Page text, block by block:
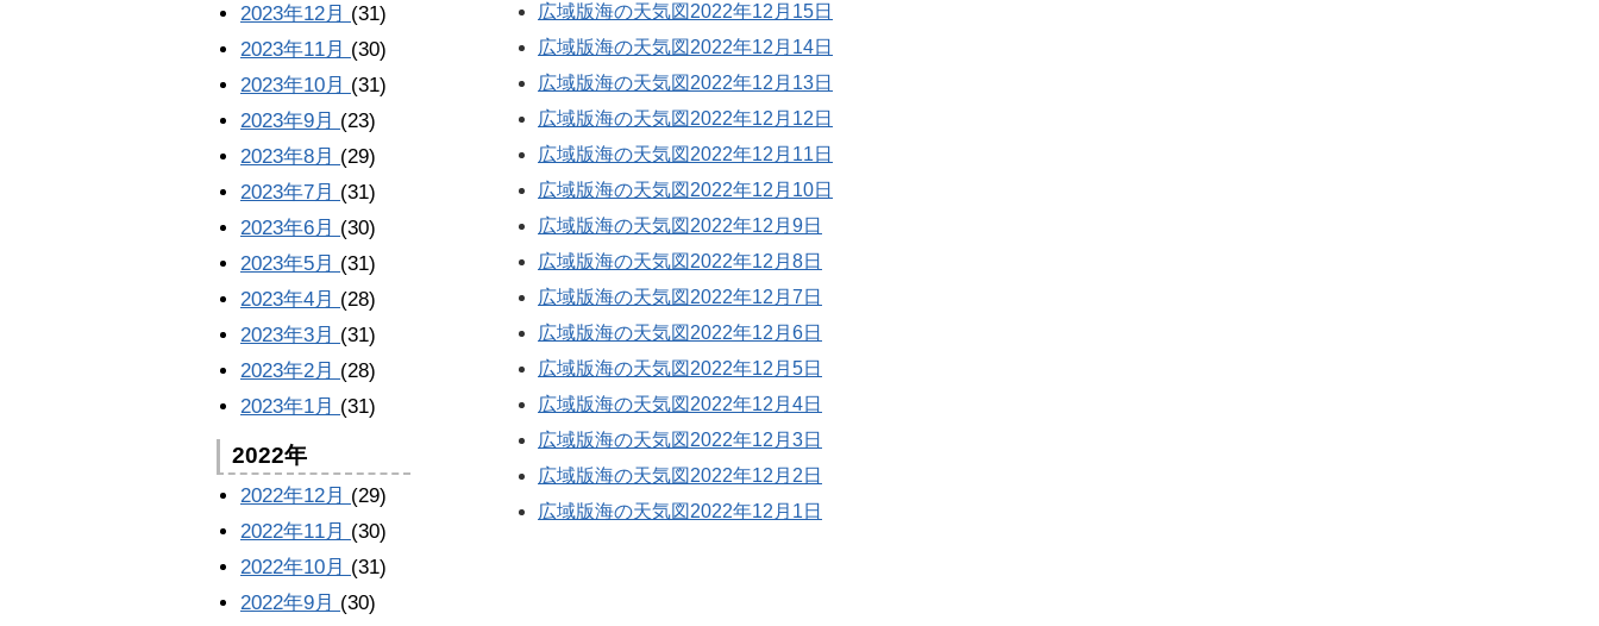
広域版海の天気図2022年12月15日
広域版海の天気図2022年12月14日
広域版海の天気図2022年12月13日
広域版海の天気図2022年12月12日
広域版海の天気図2022年12月11日
広域版海の天気図2022年12月10日
広域版海の天気図2022年12月9日
広域版海の天気図2022年12月8日
広域版海の天気図2022年12月7日
広域版海の天気図2022年12月6日
広域版海の天気図2022年12月5日
広域版海の天気図2022年12月4日
広域版海の天気図2022年12月3日
広域版海の天気図2022年12月2日
広域版海の天気図2022年12月1日
2023年12月 (31)
2023年11月 (30)
2023年10月 (31)
2023年9月 (23)
2023年8月 (29)
2023年7月 (31)
2023年6月 (30)
2023年5月 (31)
2023年4月 (28)
2023年3月 (31)
2023年2月 (28)
2023年1月 (31)
2022年
2022年12月 (29)
2022年11月 (30)
2022年10月 (31)
2022年9月 (30)